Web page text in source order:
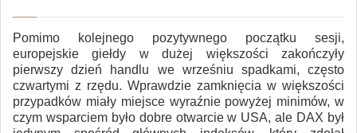
Pomimo kolejnego pozytywnego początku sesji,
europejskie giełdy w dużej większości zakończyły
pierwszy dzień handlu we wrześniu spadkami, często
czwartymi z rzędu. Wprawdzie zamknięcia w większości
przypadków miały miejsce wyraźnie powyżej minimów, w
czym wsparciem było dobre otwarcie w USA, ale DAX był